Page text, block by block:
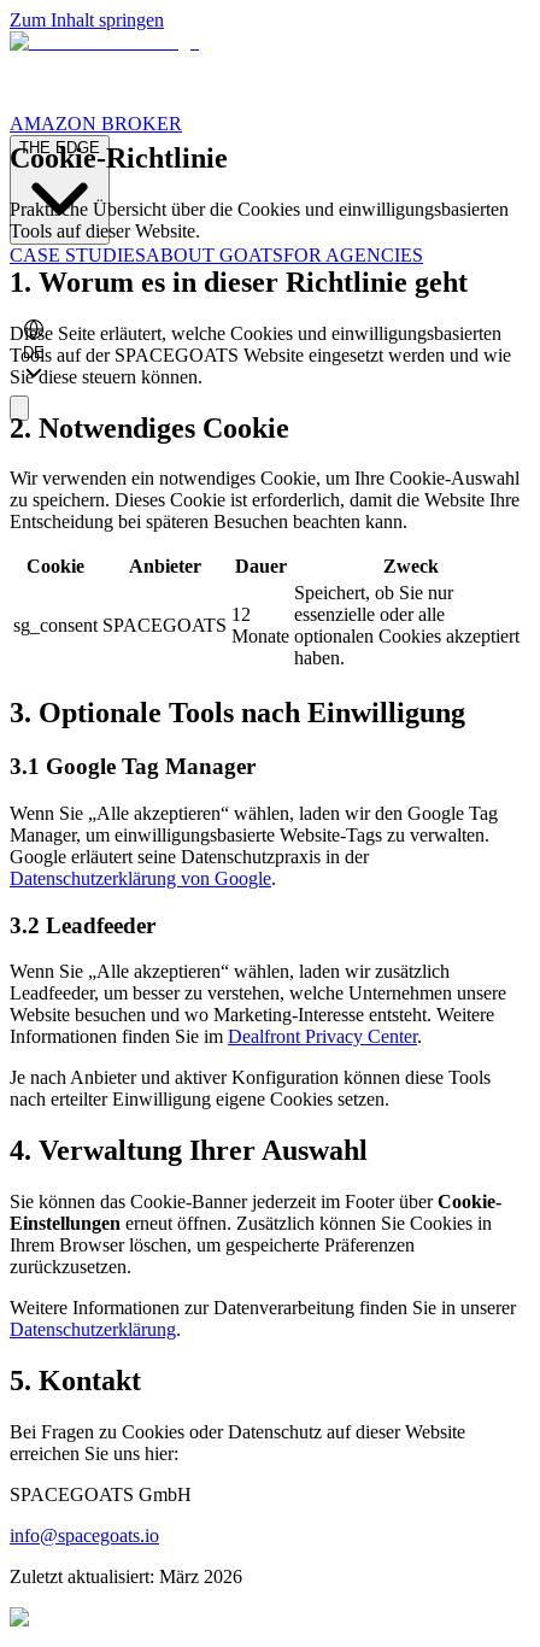
Zum Inhalt springen
AMAZON BROKER
THE EDGE
CASE STUDIESABOUT GOATSFOR AGENCIES
DE
Cookie-Richtlinie
Praktische Übersicht über die Cookies und einwilligungsbasierten
Tools auf dieser Website.
1. Worum es in dieser Richtlinie geht
Diese Seite erläutert, welche Cookies und einwilligungsbasierten
Tools auf der SPACEGOATS Website eingesetzt werden und wie
Sie diese steuern können.
2. Notwendiges Cookie
Wir verwenden ein notwendiges Cookie, um Ihre Cookie-Auswahl
zu speichern. Dieses Cookie ist erforderlich, damit die Website Ihre
Entscheidung bei späteren Besuchen beachten kann.
Cookie Anbieter Dauer Zweck
sg_consent SPACEGOATS
12
Monate
Speichert, ob Sie nur
essenzielle oder alle
optionalen Cookies akzeptiert
haben.
3. Optionale Tools nach Einwilligung
3.1 Google Tag Manager
Wenn Sie „Alle akzeptieren“ wählen, laden wir den Google Tag
Manager, um einwilligungsbasierte Website-Tags zu verwalten.
Google erläutert seine Datenschutzpraxis in der
Datenschutzerklärung von Google.
3.2 Leadfeeder
Wenn Sie „Alle akzeptieren“ wählen, laden wir zusätzlich
Leadfeeder, um besser zu verstehen, welche Unternehmen unsere
Website besuchen und wo Marketing-Interesse entsteht. Weitere
Informationen finden Sie im Dealfront Privacy Center.
Je nach Anbieter und aktiver Konfiguration können diese Tools
nach erteilter Einwilligung eigene Cookies setzen.
4. Verwaltung Ihrer Auswahl
Sie können das Cookie-Banner jederzeit im Footer überCookie-
Einstellungen erneut öffnen. Zusätzlich können Sie Cookies in
Ihrem Browser löschen, um gespeicherte Präferenzen
zurückzusetzen.
Weitere Informationen zur Datenverarbeitung finden Sie in unserer
Datenschutzerklärung.
5. Kontakt
Bei Fragen zu Cookies oder Datenschutz auf dieser Website
erreichen Sie uns hier:
SPACEGOATS GmbH
info@spacegoats.io
Zuletzt aktualisiert: März 2026